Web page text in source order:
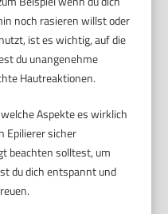
noch rasieren willst oder
ist es wichtig, auf die
du unangenehme
Hautreaktionen.
Aspekte es wirklich
Epilierer sicher
beachten solltest, um
du dich entspannt und